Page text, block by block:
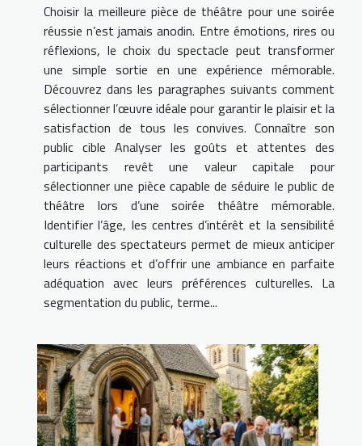
Choisir la meilleure pièce de théâtre pour une soirée
réussie n’est jamais anodin. Entre émotions, rires ou
réflexions, le choix du spectacle peut transformer
une simple sortie en une expérience mémorable.
Découvrez dans les paragraphes suivants comment
sélectionner l’œuvre idéale pour garantir le plaisir et la
satisfaction de tous les convives. Connaître son
public cible Analyser les goûts et attentes des
participants revêt une valeur capitale pour
sélectionner une pièce capable de séduire le public de
théâtre lors d’une soirée théâtre mémorable.
Identifier l’âge, les centres d’intérêt et la sensibilité
culturelle des spectateurs permet de mieux anticiper
leurs réactions et d’offrir une ambiance en parfaite
adéquation avec leurs préférences culturelles. La
segmentation du public, terme...